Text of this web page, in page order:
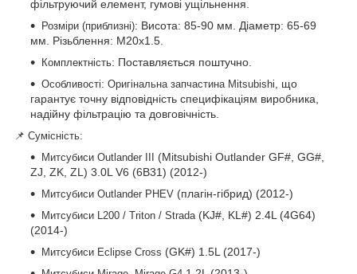
фільтруючий елемент, гумові ущільнення.
Розміри (приблизні): Висота: 85-90 мм. Діаметр: 65-69
мм. Різьблення: M20x1.5.
Комплектність: Поставляється поштучно.
Особливості: Оригінальна запчастина Mitsubishi , що
гарантує точну відповідність специфікаціям виробника,
надійну фільтрацію та довговічність.
📌 Сумісність:
Митсубиси Outlander III
(Mitsubishi Outlander GF#, GG#,
ZJ, ZK, ZL) 3.0L V6 (6B31) (2012-)
Митсубиси Outlander PHEV (плагін-гібрид) (2012-)
Митсубиси L200 / Triton / Strada (KJ#, KL#) 2.4L (4G64)
(2014-)
Митсубиси Eclipse Cross (GK#) 1.5L (2017-)